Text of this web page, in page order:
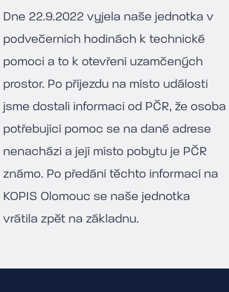
Dne 22.9.2022 vyjela naše jednotka v
podvečerních hodinách k technické
pomoci a to k otevření uzamčených
prostor. Po příjezdu na místo události
jsme dostali informaci od PČR, že osoba
potřebující pomoc se na dané adrese
nenachází a její místo pobytu je PČR
známo. Po předání těchto informací na
KOPIS Olomouc se naše jednotka
vrátila zpět na základnu.